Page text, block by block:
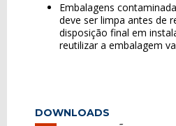
Embalagens
deve ser limpa antes de
disposição final em
reutilizar a embalagem
DOWNLOADS